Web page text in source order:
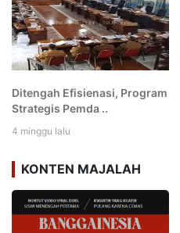
Ditengah Efisienasi, Program
Strategis Pemda ..
4 minggu lalu
KONTEN MAJALAH